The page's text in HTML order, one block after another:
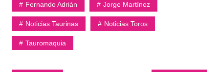
Fernando Adrián Jorge Martínez
Noticias Taurinas Noticias Toros
Tauromaquia